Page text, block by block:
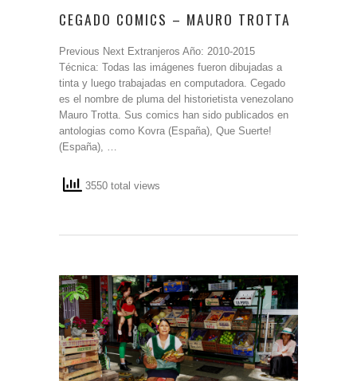
CEGADO COMICS – MAURO TROTTA
Previous Next Extranjeros Año: 2010-2015
Técnica: Todas las imágenes fueron dibujadas a
tinta y luego trabajadas en computadora. Cegado
es el nombre de pluma del historietista venezolano
Mauro Trotta. Sus comics han sido publicados en
antologias como Kovra (España), Que Suerte!
(España), …
3550 total views